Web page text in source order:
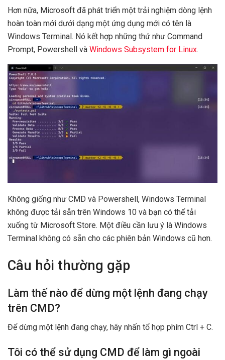
Hơn nữa, Microsoft đã phát triển một trải nghiệm dòng lệnh
hoàn toàn mới dưới dạng một ứng dụng mới có tên là
Windows Terminal. Nó kết hợp những thứ như Command
Prompt, Powershell và Windows Subsystem for Linux.
Không giống như CMD và Powershell, Windows Terminal
không được tải sẵn trên Windows 10 và bạn có thể tải
xuống từ Microsoft Store. Một điều cần lưu ý là Windows
Terminal không có sẵn cho các phiên bản Windows cũ hơn.
Câu hỏi thường gặp
Làm thế nào để dừng một lệnh đang chạy
trên CMD?
Để dừng một lệnh đang chạy, hãy nhấn tổ hợp phím Ctrl + C.
Tôi có thể sử dụng CMD để làm gì ngoài